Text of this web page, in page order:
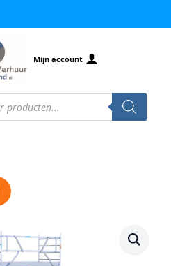
Mijn account